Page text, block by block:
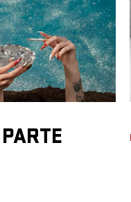
PARTE